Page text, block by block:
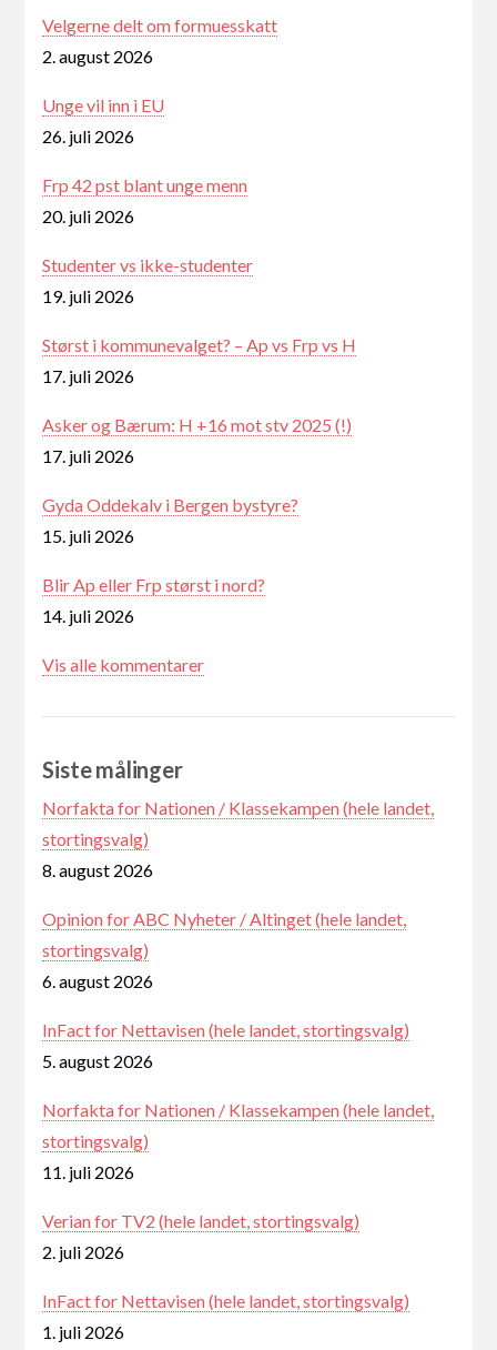
Velgerne delt om formuesskatt
2. august 2026
Unge vil inn i EU
26. juli 2026
Frp 42 pst blant unge menn
20. juli 2026
Studenter vs ikke-studenter
19. juli 2026
Størst i kommunevalget? – Ap vs Frp vs H
17. juli 2026
Asker og Bærum: H +16 mot stv 2025 (!)
17. juli 2026
Gyda Oddekalv i Bergen bystyre?
15. juli 2026
Blir Ap eller Frp størst i nord?
14. juli 2026
Vis alle kommentarer
Siste målinger
Norfakta for Nationen / Klassekampen (hele landet,
stortingsvalg)
8. august 2026
Opinion for ABC Nyheter / Altinget (hele landet,
stortingsvalg)
6. august 2026
InFact for Nettavisen (hele landet, stortingsvalg)
5. august 2026
Norfakta for Nationen / Klassekampen (hele landet,
stortingsvalg)
11. juli 2026
Verian for TV2 (hele landet, stortingsvalg)
2. juli 2026
InFact for Nettavisen (hele landet, stortingsvalg)
1. juli 2026